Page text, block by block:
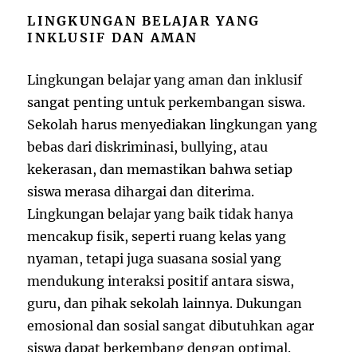
LINGKUNGAN BELAJAR YANG
INKLUSIF DAN AMAN
Lingkungan belajar yang aman dan inklusif
sangat penting untuk perkembangan siswa.
Sekolah harus menyediakan lingkungan yang
bebas dari diskriminasi, bullying, atau
kekerasan, dan memastikan bahwa setiap
siswa merasa dihargai dan diterima.
Lingkungan belajar yang baik tidak hanya
mencakup fisik, seperti ruang kelas yang
nyaman, tetapi juga suasana sosial yang
mendukung interaksi positif antara siswa,
guru, dan pihak sekolah lainnya. Dukungan
emosional dan sosial sangat dibutuhkan agar
siswa dapat berkembang dengan optimal.